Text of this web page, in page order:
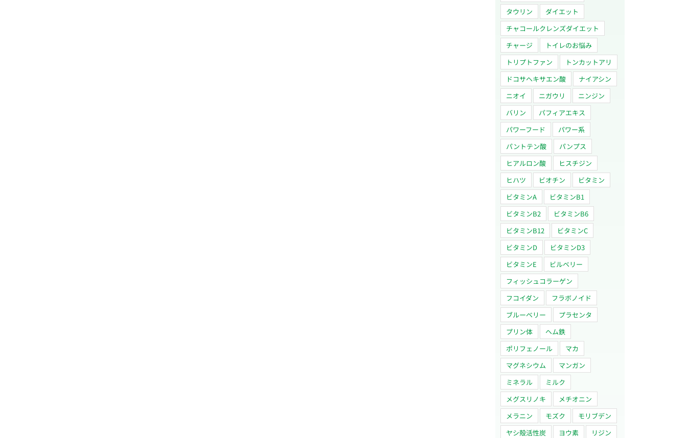
タウリン
ダイエット
チャコールクレンズダイエット
チャージ
トイレのお悩み
トリプトファン
トンカットアリ
ドコサヘキサエン酸
ナイアシン
ニオイ
ニガウリ
ニンジン
バリン
パフィアエキス
パワーフード
パワー系
パントテン酸
パンプス
ヒアルロン酸
ヒスチジン
ヒハツ
ビオチン
ビタミン
ビタミンA
ビタミンB1
ビタミンB2
ビタミンB6
ビタミンB12
ビタミンC
ビタミンD
ビタミンD3
ビタミンE
ビルベリー
フィッシュコラーゲン
フコイダン
フラボノイド
ブルーベリー
プラセンタ
プリン体
ヘム鉄
ポリフェノール
マカ
マグネシウム
マンガン
ミネラル
ミルク
メグスリノキ
メチオニン
メラニン
モズク
モリブデン
ヤシ殻活性炭
ヨウ素
リジン